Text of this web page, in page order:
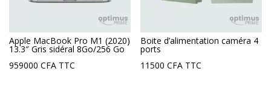
Apple MacBook Pro M1 (2020)
13.3″ Gris sidéral 8Go/256 Go
959000 CFA TTC
Boite d’alimentation caméra 4
ports
11500CFA TTC